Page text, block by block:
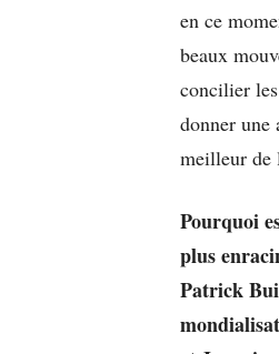
en ce
beaux
concilier
donner une
meilleur de
Pourquoi
plus
Patrick